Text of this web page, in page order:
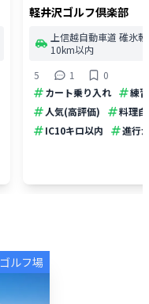
軽井沢ゴルフ倶楽部
上信越自動車道 碓氷
10km以内
5
1
0
カート乗り入れ
練
人気(高評価)
料理
IC10キロ以内
進行
ゴルフ場